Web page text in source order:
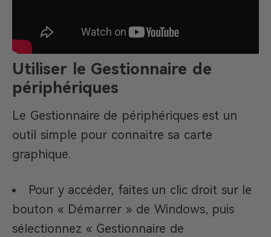
Utiliser le Gestionnaire de
périphériques
Le Gestionnaire de périphériques est un
outil simple pour connaitre sa carte
graphique.
Pour y accéder, faites un clic droit sur le
bouton « Démarrer » de Windows, puis
sélectionnez « Gestionnaire de